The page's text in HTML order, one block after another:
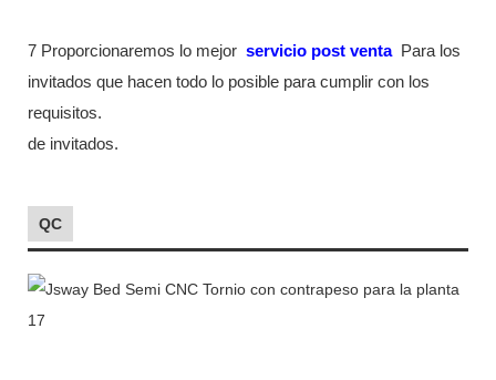
7 Proporcionaremos lo mejor servicio post venta Para los
invitados que hacen todo lo posible para cumplir con los
requisitos.
de invitados.
QC